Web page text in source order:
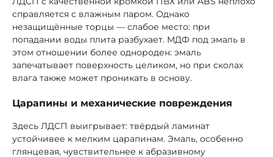
справляется с влажным паром. Однако
незащищённые торцы — слабое место: при
попадании воды плита разбухает. МДФ под эмаль в
этом отношении более однороден: эмаль
запечатывает поверхность целиком, но при сколах
влага также может проникать в основу.
Царапины и механические повреждения
Здесь ЛДСП выигрывает: твёрдый ламинат
устойчивее к мелким царапинам. Эмаль, особенно
глянцевая, чувствительнее к абразивному